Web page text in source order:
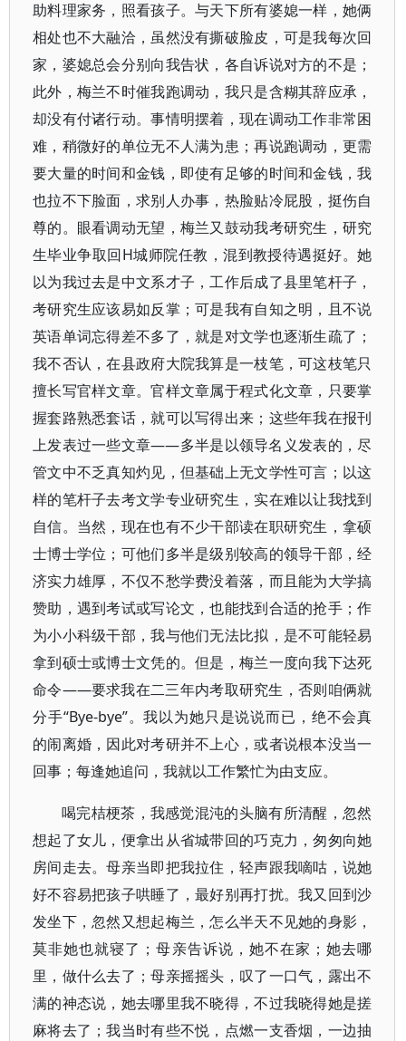
助料理家务，照看孩子。与天下所有婆媳一样，她俩
相处也不大融洽，虽然没有撕破脸皮，可是我每次回
家，婆媳总会分别向我告状，各自诉说对方的不是；
此外，梅兰不时催我跑调动，我只是含糊其辞应承，
却没有付诸行动。事情明摆着，现在调动工作非常困
难，稍微好的单位无不人满为患；再说跑调动，更需
要大量的时间和金钱，即使有足够的时间和金钱，我
也拉不下脸面，求别人办事，热脸贴冷屁股，挺伤自
尊的。眼看调动无望，梅兰又鼓动我考研究生，研究
生毕业争取回H城师院任教，混到教授待遇挺好。她
以为我过去是中文系才子，工作后成了县里笔杆子，
考研究生应该易如反掌；可是我有自知之明，且不说
英语单词忘得差不多了，就是对文学也逐渐生疏了；
我不否认，在县政府大院我算是一枝笔，可这枝笔只
擅长写官样文章。官样文章属于程式化文章，只要掌
握套路熟悉套话，就可以写得出来；这些年我在报刊
上发表过一些文章——多半是以领导名义发表的，尽
管文中不乏真知灼见，但基础上无文学性可言；以这
样的笔杆子去考文学专业研究生，实在难以让我找到
自信。当然，现在也有不少干部读在职研究生，拿硕
士博士学位；可他们多半是级别较高的领导干部，经
济实力雄厚，不仅不愁学费没着落，而且能为大学搞
赞助，遇到考试或写论文，也能找到合适的抢手；作
为小小科级干部，我与他们无法比拟，是不可能轻易
拿到硕士或博士文凭的。但是，梅兰一度向我下达死
命令——要求我在二三年内考取研究生，否则咱俩就
分手“Bye-bye”。我以为她只是说说而已，绝不会真
的闹离婚，因此对考研并不上心，或者说根本没当一
回事；每逢她追问，我就以工作繁忙为由支应。
喝完桔梗茶，我感觉混沌的头脑有所清醒，忽然
想起了女儿，便拿出从省城带回的巧克力，匆匆向她
房间走去。母亲当即把我拉住，轻声跟我嘀咕，说她
好不容易把孩子哄睡了，最好别再打扰。我又回到沙
发坐下，忽然又想起梅兰，怎么半天不见她的身影，
莫非她也就寝了；母亲告诉说，她不在家；她去哪
里，做什么去了；母亲摇摇头，叹了一口气，露出不
满的神态说，她去哪里我不晓得，不过我晓得她是搓
麻将去了；我当时有些不悦，点燃一支香烟，一边抽